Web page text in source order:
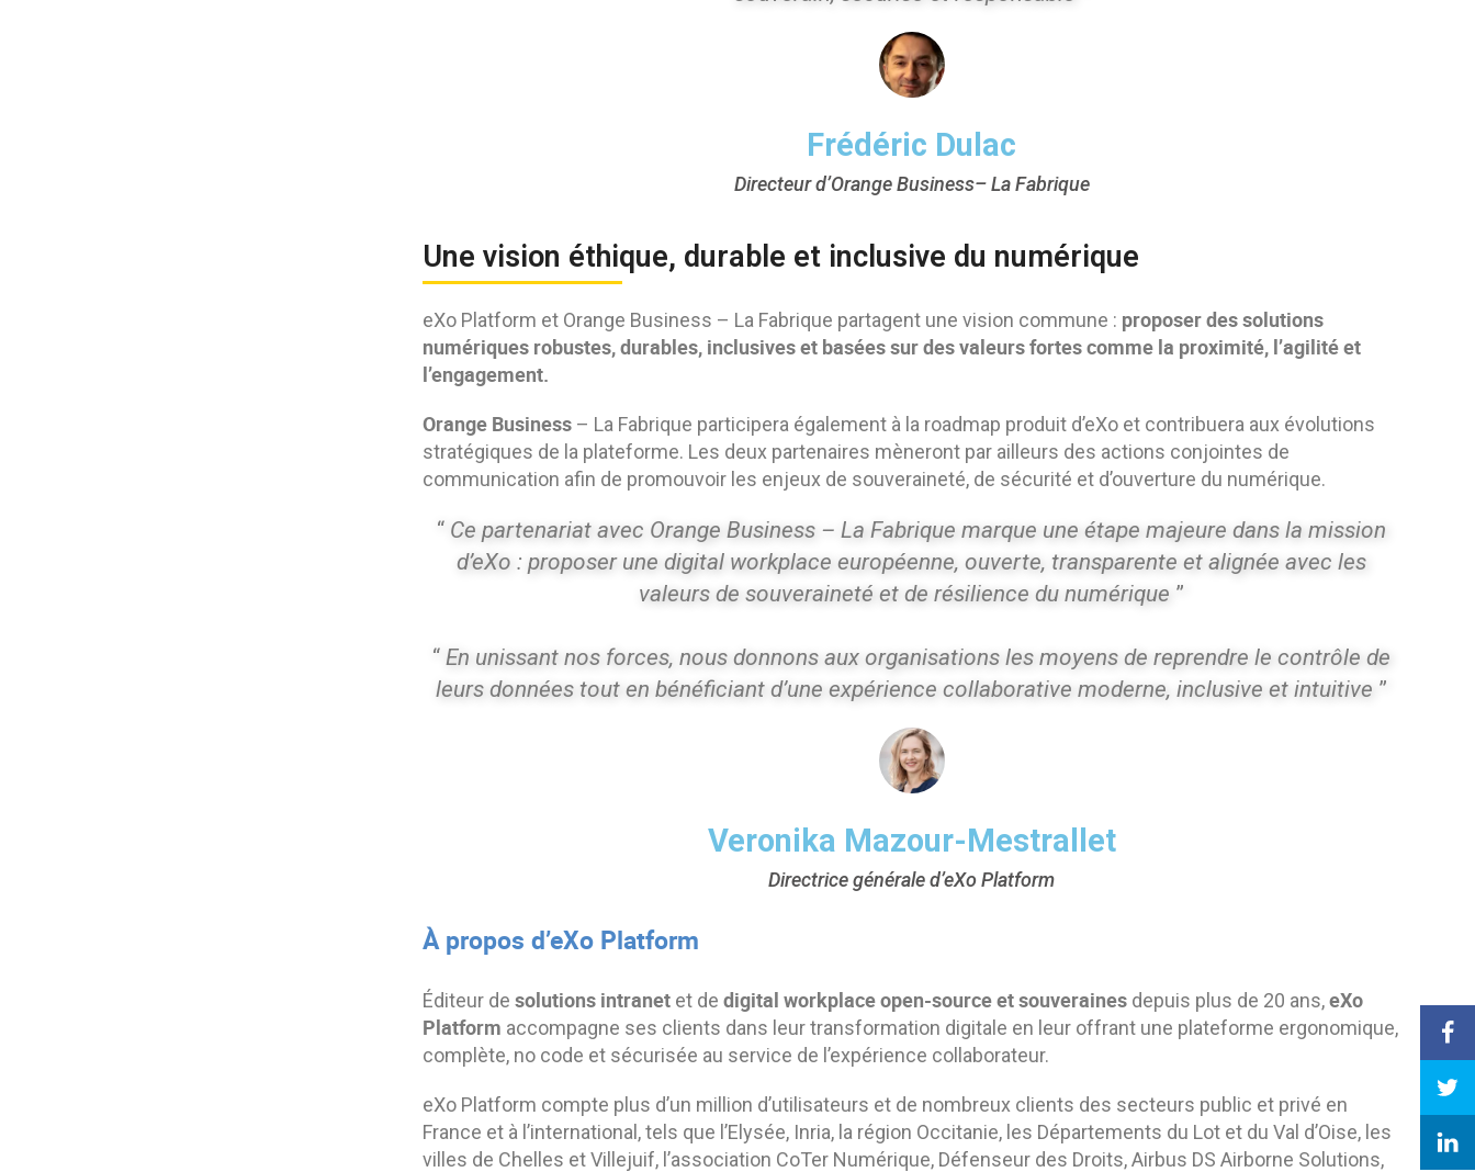
Frédéric Dulac
Directeur d’Orange Business– La Fabrique
Une vision éthique, durable et inclusive du numérique
eXo Platform et Orange Business – La Fabrique partagent une vision commune : proposer des solutions
numériques robustes, durables, inclusives et basées sur des valeurs fortes comme la proximité, l’agilité et
l’engagement.
Orange Business– La Fabrique participera également à la roadmap produit d’eXo et contribuera aux évolutions
stratégiques de la plateforme. Les deux partenaires mèneront par ailleurs des actions conjointes de
communication afin de promouvoir les enjeux de souveraineté, de sécurité et d’ouverture du numérique.
“ Ce partenariat avec Orange Business – La Fabrique marque une étape majeure dans la mission
d’eXo : proposer une digital workplace européenne, ouverte, transparente et alignée avec les
valeurs de souveraineté et de résilience du numérique ”
“ En unissant nos forces, nous donnons aux organisations les moyens de reprendre le contrôle de
leurs données tout en bénéficiant d’une expérience collaborative moderne, inclusive et intuitive ”
Veronika Mazour-Mestrallet
Directrice générale d’eXo Platform
À propos d’eXo Platform
Éditeur de solutions intranetet de digital workplace open-source et souverainesdepuis plus de 20 ans,eXo
Platform accompagne ses clients dans leur transformation digitale en leur offrant une plateforme ergonomique,
complète, no code et sécurisée au service de l’expérience collaborateur.
eXo Platform compte plus d’un million d’utilisateurs et de nombreux clients des secteurs public et privé en
France et à l’international, tels que l’Elysée, Inria, la région Occitanie, les Départements du Lot et du Val d’Oise, les
villes de Chelles et Villejuif, l’association CoTer Numérique, Défenseur des Droits, Airbus DS Airborne Solutions,